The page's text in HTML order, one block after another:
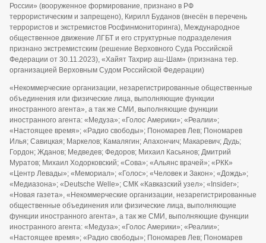
России» (вооруженное формирование, признано в РФ
террористическим и запрещено), Кирилл Буданов (внесён в перечень
террористов и экстремистов Росфинмониторинга), Международное
общественное движение ЛГБТ и его структурные подразделения
признано экстремистским (решение Верховного Суда Российской
Федерации от 30.11.2023), «Хайят Тахрир аш-Шам» (признана тер.
организацией Верховным Судом Российской Федерации)
«Некоммерческие организации, незарегистрированные общественные
объединения или физические лица, выполняющие функции
иностранного агента», а так же СМИ, выполняющие функции
иностранного агента: «Медуза»; «Голос Америки»; «Реалии»;
«Настоящее время»; «Радио свободы»; Пономарев Лев; Пономарев
Илья; Савицкая; Маркелов; Камалягин; Апахончич; Макаревич; Дудь;
Гордон; Жданов; Медведев; Федоров; Михаил Касьянов; Дмитрий
Муратов; Михаил Ходорковский; «Сова»; «Альянс врачей»; «РКК»
«Центр Левады»; «Мемориал»; «Голос»; «Человек и Закон»; «Дождь»;
«Медиазона»; «Deutsche Welle»; СМК «Кавказский узел»; «Insider»;
«Новая газета», «Некоммерческие организации, незарегистрированные
общественные объединения или физические лица, выполняющие
функции иностранного агента», а так же СМИ, выполняющие функции
иностранного агента: «Медуза»; «Голос Америки»; «Реалии»;
«Настоящее время»; «Радио свободы»; Пономарев Лев; Пономарев